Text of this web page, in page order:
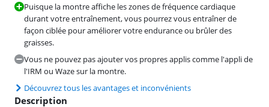
Puisque la montre affiche les zones de fréquence cardiaque
durant votre entraînement, vous pourrez vous entraîner de
façon ciblée pour améliorer votre endurance ou brûler des
graisses.
Vous ne pouvez pas ajouter vos propres applis comme l'appli de
l'IRM ou Waze sur la montre.
Découvrez tous les avantages et inconvénients
Description